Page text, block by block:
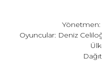
Yönetmen:
Oyuncular: Deniz